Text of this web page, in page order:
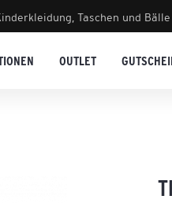
Taschen und Bälle
OUTLET